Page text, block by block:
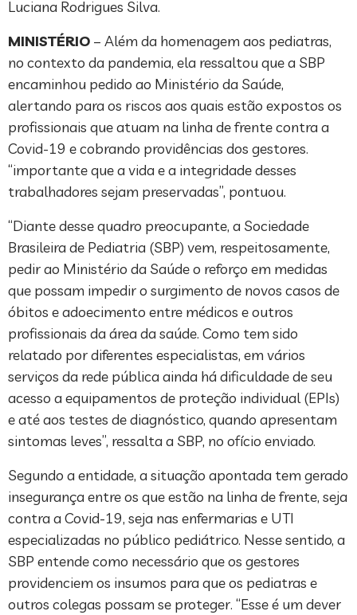
Luciana Rodrigues Silva.
MINISTÉRIO – Além da homenagem aos pediatras,
no contexto da pandemia, ela ressaltou que a SBP
encaminhou pedido ao Ministério da Saúde,
alertando para os riscos aos quais estão expostos os
profissionais que atuam na linha de frente contra a
Covid-19 e cobrando providências dos gestores.
“importante que a vida e a integridade desses
trabalhadores sejam preservadas”, pontuou.
“Diante desse quadro preocupante, a Sociedade
Brasileira de Pediatria (SBP) vem, respeitosamente,
pedir ao Ministério da Saúde o reforço em medidas
que possam impedir o surgimento de novos casos de
óbitos e adoecimento entre médicos e outros
profissionais da área da saúde. Como tem sido
relatado por diferentes especialistas, em vários
serviços da rede pública ainda há dificuldade de seu
acesso a equipamentos de proteção individual (EPIs)
e até aos testes de diagnóstico, quando apresentam
sintomas leves”, ressalta a SBP, no ofício enviado.
Segundo a entidade, a situação apontada tem gerado
insegurança entre os que estão na linha de frente, seja
contra a Covid-19, seja nas enfermarias e UTI
especializadas no público pediátrico. Nesse sentido, a
SBP entende como necessário que os gestores
providenciem os insumos para que os pediatras e
outros colegas possam se proteger. “Esse é um dever